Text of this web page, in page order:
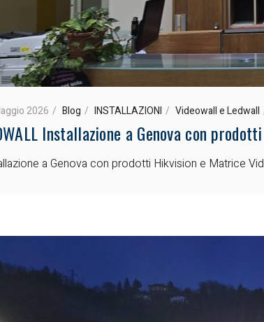
2026 Blog INSTALLAZIONI Videowall e Ledwall
Installazione a Genova con
a Genova con prodotti Hikvision e Matrice